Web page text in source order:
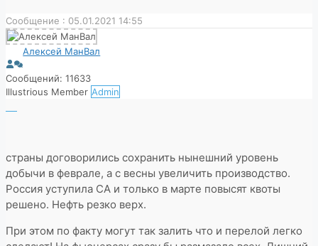
Сообщение : 05.01.2021 14:55
Алексей МанВал
Сообщений: 11633
Illustrious Member Admin
страны договорились сохранить нынешний уровень
добычи в феврале, а с весны увеличить производство.
Россия уступила СА и только в марте повысят квоты
решено. Нефть резко верх.
При этом по факту могут так залить что и перелой легко